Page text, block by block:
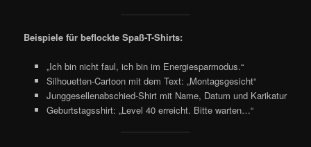
Beispiele für beflockte Spaß-T-Shirts:
„Ich bin nicht faul, ich bin im Energiesparmodus.“
Silhouetten-Cartoon mit dem Text: „Montagsgesicht“
Junggesellenabschied-Shirt mit Name, Datum und Karikatur
Geburtstagsshirt: „Level 40 erreicht. Bitte warten…“